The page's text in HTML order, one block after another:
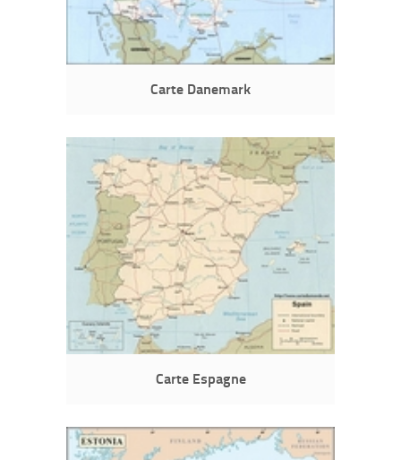
Carte Danemark
Carte Espagne